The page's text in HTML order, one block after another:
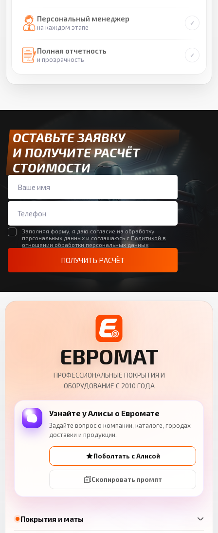
Персональный менеджер
на каждом этапе
Полная отчетность
и прозрачность
ОСТАВЬТЕ ЗАЯВКУ
И ПОЛУЧИТЕ РАСЧЁТ
СТОИМОСТИ
Заполняя форму, я даю согласие на обработку
персональных данных и соглашаюсь с Политикой в
отношении обработки персональных данных
ПОЛУЧИТЬ РАСЧЁТ
Покрытия и маты
ЕВРОМАТ
ПРОФЕССИОНАЛЬНЫЕ ПОКРЫТИЯ И
ОБОРУДОВАНИЕ С 2010 ГОДА
Узнайте у Алисы о Евромате
Задайте вопрос о компании, каталоге, городах
доставки и продукции.
Поболтать с Алисой
Скопировать промпт